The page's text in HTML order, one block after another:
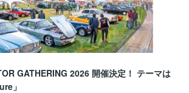
GATHERING 2026 開催決定！ テーマは
」